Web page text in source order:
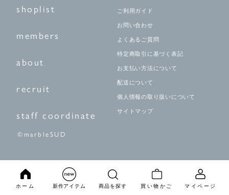
shoplist
members
about
recruit
staff coordinate
ご利用ガイド
お問い合わせ
よくあるご質問
特定商取引に基づく表記
お支払い方法について
配送について
個人情報の取り扱いについて
サイトマップ
©marbleSUD
ホーム 新作アイテム 商品を探す 買い物かご マイページ